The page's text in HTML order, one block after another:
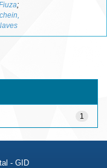
;
1
- GID